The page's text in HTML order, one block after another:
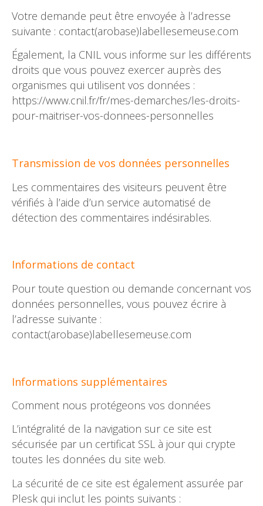
Votre demande peut être envoyée à l’adresse
suivante : contact(arobase)labellesemeuse.com
Également, la CNIL vous informe sur les différents
droits que vous pouvez exercer auprès des
organismes qui utilisent vos données :
https://www.cnil.fr/fr/mes-demarches/les-droits-
pour-maitriser-vos-donnees-personnelles
Transmission de vos données personnelles
Les commentaires des visiteurs peuvent être
vérifiés à l’aide d’un service automatisé de
détection des commentaires indésirables.
Informations de contact
Pour toute question ou demande concernant vos
données personnelles, vous pouvez écrire à
l’adresse suivante :
contact(arobase)labellesemeuse.com
Informations supplémentaires
Comment nous protégeons vos données
L’intégralité de la navigation sur ce site est
sécurisée par un certificat SSL à jour qui crypte
toutes les données du site web.
La sécurité de ce site est également assurée par
Plesk qui inclut les points suivants :